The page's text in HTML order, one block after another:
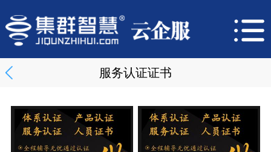
服务认证证书